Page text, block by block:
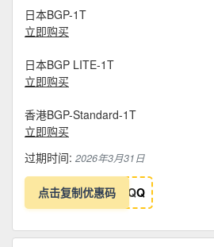
日本BGP-1T
立即购买
日本BGP LITE-1T
立即购买
香港BGP-Standard-1T
立即购买
过期时间: 2026年3月31日
点击复制优惠码 QQ